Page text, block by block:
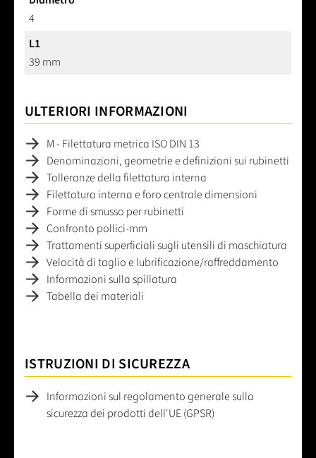
4
L1
39 mm
ULTERIORI INFORMAZIONI
M - Filettatura metrica ISO DIN 13
Denominazioni, geometrie e definizioni sui rubinetti
Tolleranze della filettatura interna
Filettatura interna e foro centrale dimensioni
Forme di smusso per rubinetti
Confronto pollici-mm
Trattamenti superficiali sugli utensili di maschiatura
Velocità di taglio e lubrificazione/raffreddamento
Informazioni sulla spillatura
Tabella dei materiali
ISTRUZIONI DI SICUREZZA
Informazioni sul regolamento generale sulla
sicurezza dei prodotti dell'UE (GPSR)